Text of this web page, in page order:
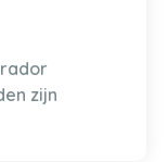
zijn